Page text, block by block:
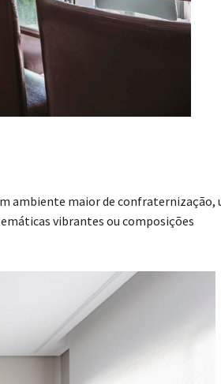
ambiente maior de confraternização,
vibrantes ou composições